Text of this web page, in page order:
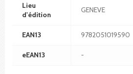
Lieu
d'édition
GENEVE
EAN13 9782051019590
eEAN13 -